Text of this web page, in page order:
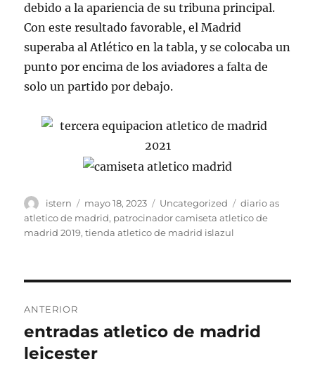
debido a la apariencia de su tribuna principal.
Con este resultado favorable, el Madrid
superaba al Atlético en la tabla, y se colocaba un
punto por encima de los aviadores a falta de
solo un partido por debajo.
Autor
istern
Publicado
el
mayo 18, 2023 Categorías
Uncategorized Etiquetas
diario as
atletico de madrid, patrocinador camiseta atletico de
madrid 2019,tienda atletico de madrid islazul
de
entradas
ANTERIOR
Entrada
anterior:
entradas atletico de madrid
leicester